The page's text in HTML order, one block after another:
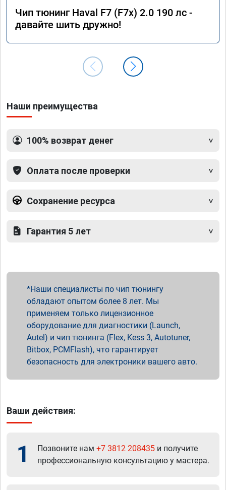
Чип тюнинг Haval F7 (F7x) 2.0 190 лс -
давайте шить дружно!
Наши преимущества
100% возврат денег
Оплата после проверки
Сохранение ресурса
Гарантия 5 лет
Наши специалисты по чип тюнингу
обладают опытом более 8 лет. Мы
применяем только лицензионное
оборудование для диагностики (Launch,
Autel) и чип тюнинга (Flex, Kess 3, Autotuner,
Bitbox, PCMFlash), что гарантирует
безопасность для электроники вашего авто.
Ваши действия:
1 Позвоните нам +7 3812 208435 и получите
профессиональную консультацию у мастера.